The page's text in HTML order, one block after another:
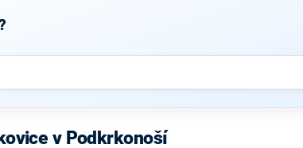
v Podkrkonoší